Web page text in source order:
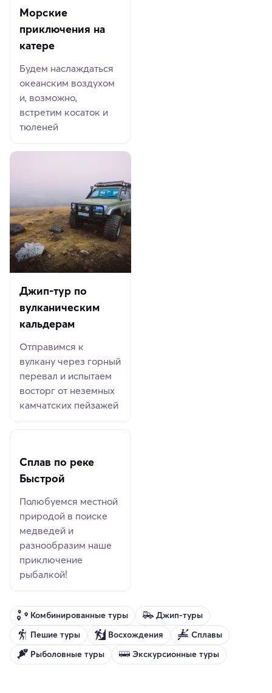
Морские
приключения на
катере
Будем наслаждаться
океанским воздухом
и, возможно,
встретим косаток и
тюленей
Джип-тур по
вулканическим
кальдерам
Отправимся к
вулкану через горный
перевал и испытаем
восторг от неземных
камчатских пейзажей
Сплав по реке
Быстрой
Полюбуемся местной
природой в поиске
медведей и
разнообразим наше
приключение
рыбалкой!
Комбинированные туры
Джип-туры
Пешие туры
Восхождения
Сплавы
Рыболовные туры
Экскурсионные туры